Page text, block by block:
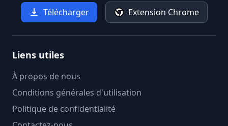
Télécharger Extension Chrome
Liens utiles
À propos de nous
Conditions générales d'utilisation
Politique de confidentialité